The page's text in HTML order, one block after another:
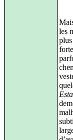
les